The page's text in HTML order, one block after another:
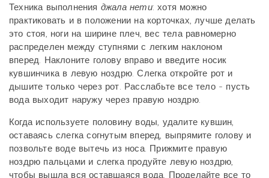
Техника выполнения джала нети: хотя можно
практиковать и в положении на корточках, лучше делать
это стоя, ноги на ширине плеч, вес тела равномерно
распределен между ступнями с легким наклоном
вперед. Наклоните голову вправо и введите носик
кувшинчика в левую ноздрю.Слегка откройте рот и
дышите только через рот. Расслабьте все тело - пусть
вода выходит наружу через правую ноздрю.
Когда используете половину воды, удалите кувшин,
оставаясь слегка согнутым вперед, выпрямите голову и
позвольте воде вытечь из носа. Прижмите правую
ноздрю пальцами и слегка продуйте левую ноздрю,
чтобы вышла вся оставшаяся вода. Проделайте все то